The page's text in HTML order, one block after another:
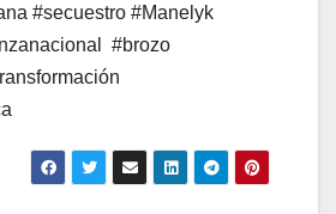
#secuestro #Manelyk
#brozo